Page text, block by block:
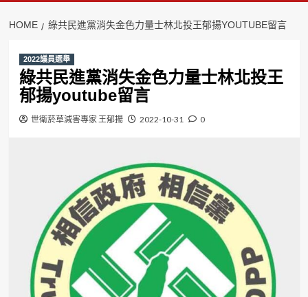
HOME 綠共民進黨消失金色力量士林北投王郁揚YOUTUBE留言
2022議員選舉
綠共民進黨消失金色力量士林北投王
郁揚youtube留言
世衛菸草減害專家 王郁揚 2022-10-31 0